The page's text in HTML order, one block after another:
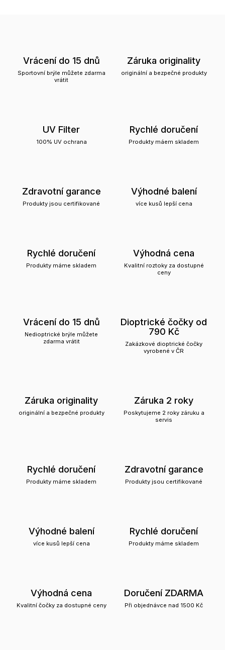
Vrácení do 15 dnů
Sportovní brýle můžete zdarma
vrátit
Záruka originality
originální a bezpečné produkty
UV Filter
100% UV ochrana
Rychlé doručení
Produkty máem skladem
Zdravotní garance
Produkty jsou certifikované
Výhodné balení
více kusů lepší cena
Rychlé doručení
Produkty máme skladem
Výhodná cena
Kvalitní roztoky za dostupné
ceny
Vrácení do 15 dnů
Nedioptrické brýle můžete
zdarma vrátit
Dioptrické čočky od
790 Kč
Zakázkové dioptrické čočky
vyrobené v ČR
Záruka originality
originální a bezpečné produkty
Záruka 2 roky
Poskytujeme 2 roky záruku a
servis
Rychlé doručení
Produkty máme skladem
Zdravotní garance
Produkty jsou certifikované
Výhodné balení
více kusů lepší cena
Rychlé doručení
Produkty máme skladem
Výhodná cena
Kvalitní čočky za dostupné ceny
Doručení ZDARMA
Při objednávce nad 1500 Kč